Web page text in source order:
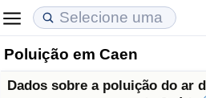
Poluição em Caen
Dados sobre a poluição do ar
Custo de Vida
Preços de Imóveis
Qualidade de Vida